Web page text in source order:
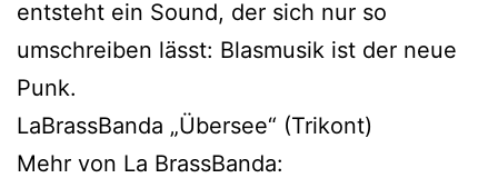
entsteht ein Sound, der sich nur so
umschreiben lässt: Blasmusik ist der neue
Punk.
LaBrassBanda „Übersee“ (Trikont)
Mehr von La BrassBanda: